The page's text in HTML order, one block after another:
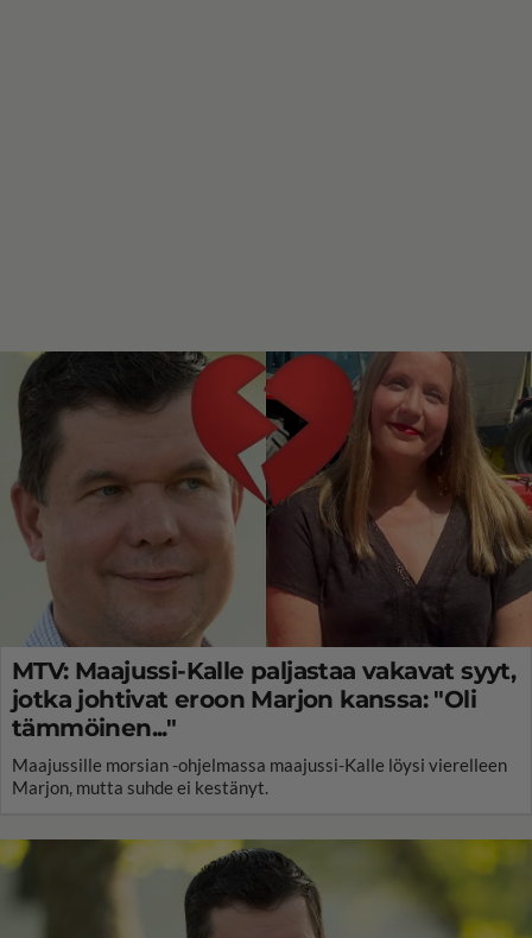
MTV: Maajussi-Kalle paljastaa vakavat syyt,
jotka johtivat eroon Marjon kanssa: "Oli
tämmöinen..."
Maajussille morsian -ohjelmassa maajussi-Kalle löysi vierelleen
Marjon, mutta suhde ei kestänyt.